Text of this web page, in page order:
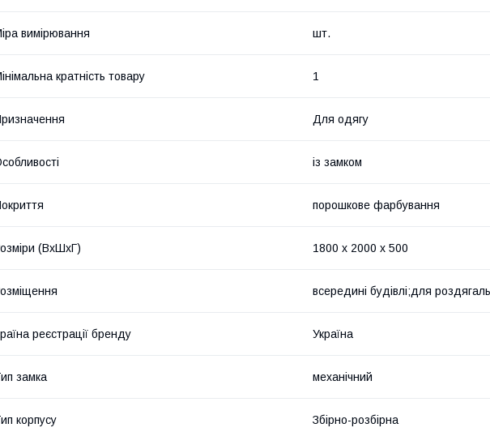
вимірювання шт.
кратність товару 1
Для одягу
із замком
порошкове фарбування
(ВхШхГ) 1800 х 2000 х 500
всередині будівлі;для
реєстрації бренду Україна
замка механічний
корпусу Збірно-розбірна